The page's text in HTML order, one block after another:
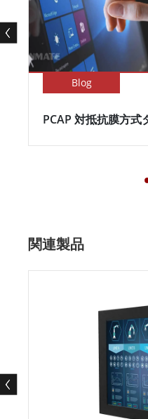
Blog
PCAP 対抵抗膜方式
関連製品